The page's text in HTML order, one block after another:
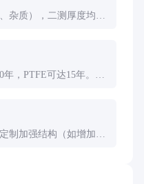
杂质），二测厚度均匀
年，PTFE可达15年。但
制加强结构（如增加环